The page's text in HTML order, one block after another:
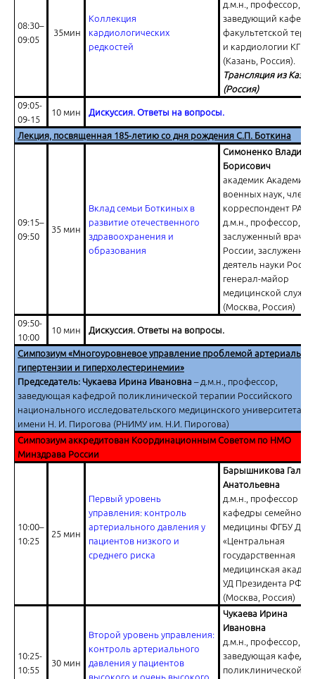
Выбор правильной стратегии ведения пациента с артериальной
Понятие сердечно–сосудистого риска через призму рекомендаций
Липиды и сердечно–сосудистый риск. Что нового?
Ответы на вопросы
Голова болит, зубы ни к чёрту, сердце жмёт, кашляю ужасно,
Суставы ломит, еле хожу… (Ф. Раневская)
Персонификация подхода к лечению боли при остеоартрите
08:30–
09:05
35мин
Коллекция
кардиологических
редкостей
д.м.н., профессор,
заведующий
факультетской
и кардиологии КГМУ
(Казань, Россия).
Трансляция из
(Россия)
09:05-
09-15
10 мин Дискуссия. Ответы на вопросы.
Лекция, посвященная 185-летию со дня рождения С.П. Боткина
09:15–
09:50
35 мин
Вклад семьи Боткиных в
развитие отечественного
здравоохранения и
образования
Симоненко
Борисович
академик Академии
военных наук, член-
корреспондент РАН,
д.м.н., профессор,
заслуженный врач
России,
деятель науки
генерал-майор
медицинской
(Москва, Россия)
09:50-
10:00
10 мин Дискуссия. Ответы на вопросы.
Симпозиум «Многоуровневое управление проблемой
гипертензии и гиперхолестеринемии»
Председатель: Чукаева Ирина Ивановна – д.м.н., профессор,
заведующая кафедрой поликлинической терапии Российского
национального исследовательского медицинского университета
имени Н. И. Пирогова (РНИМУ им. Н.И. Пирогова)
Симпозиум аккредитован Координационным Советом по НМО
Минздрава России
10:00–
10:25
25 мин
Первый уровень
управления: контроль
артериального давления у
пациентов низкого и
среднего риска
Барышникова
Анатольевна
д.м.н., профессор
кафедры семейной
медицины ФГБУ ДПО
«Центральная
государственная
медицинская
УД Президента РФ
(Москва, Россия)
10:25-
10:55
30 мин
Второй уровень управления:
контроль артериального
давления у пациентов
высокого и очень высокого
Чукаева Ирина
Ивановна
д.м.н., профессор,
заведующая
поликлинической